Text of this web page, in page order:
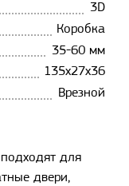
3D
Коробка
35-60 мм
135х27х36
Врезной
для
двери,